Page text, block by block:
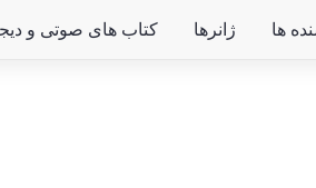
کتاب های صوتی و ژانرها ها